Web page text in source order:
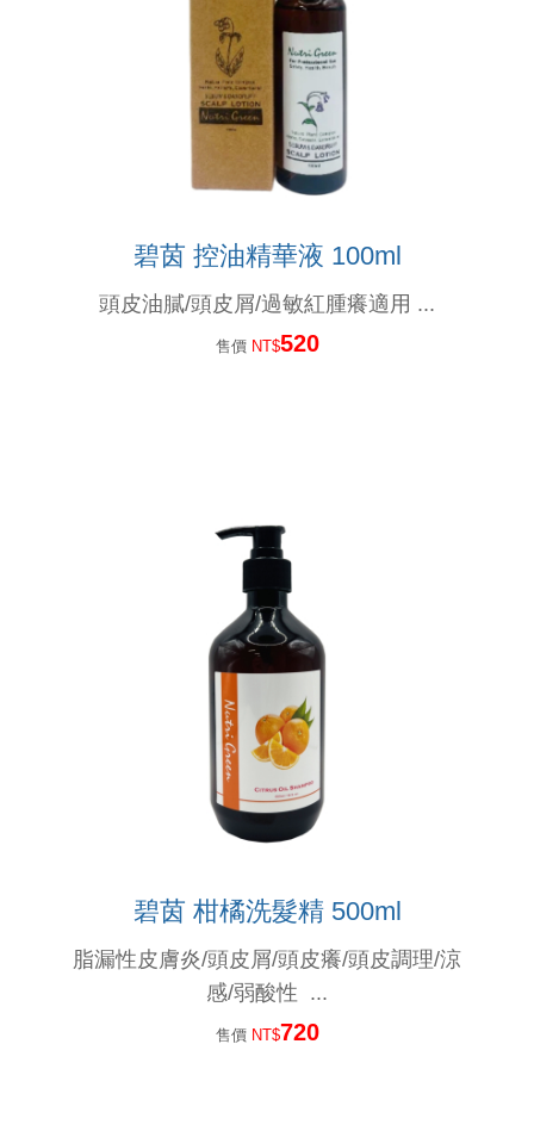
對不起,我們擋不住通膨怪獸....
染髮過敏怎麼辦? 噴這個就對了
產後掉髮用這個就對了...
想要漂亮不想頭皮過敏,燙染請用這個
就算在睡覺極光也在幫妳護髮---極光體驗
碧茵 控油精華液 100ml
頭皮油膩/頭皮屑/過敏紅腫癢適用 ...
售價 NT$520
碧茵 柑橘洗髮精 500ml
脂漏性皮膚炎/頭皮屑/頭皮癢/頭皮調理/涼
感/弱酸性 ...
售價 NT$720